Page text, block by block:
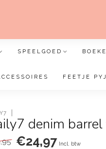
SPEELGOED
FEETJE
denim
€24,97 Incl. btw